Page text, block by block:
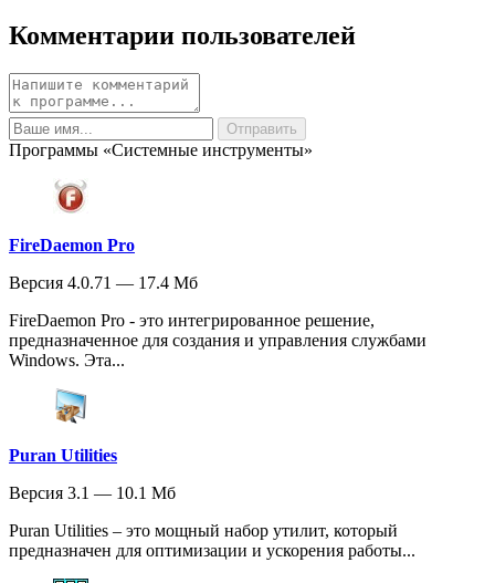
Комментарии пользователей
Программы «Системные инструменты»
FireDaemon Pro
Версия 4.0.71 — 17.4 Мб
FireDaemon Pro - это интегрированное решение,
предназначенное для создания и управления службами
Windows. Эта...
Puran Utilities
Версия 3.1 — 10.1 Мб
Puran Utilities – это мощный набор утилит, который
предназначен для оптимизации и ускорения работы...